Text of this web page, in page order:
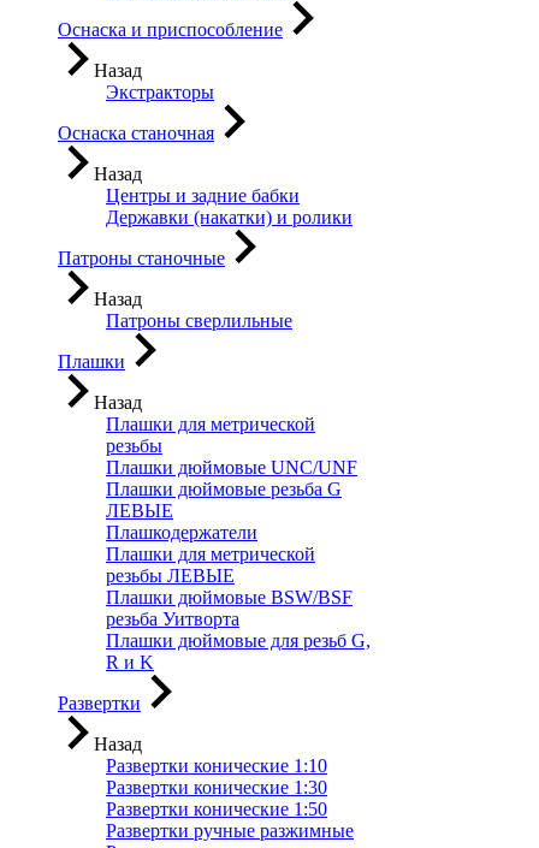
Оснаска и приспособление
Назад
Экстракторы
Оснаска станочная
Назад
Центры и задние бабки
Державки (накатки) и ролики
Патроны станочные
Назад
Патроны сверлильные
Плашки
Назад
Плашки для метрической
резьбы
Плашки дюймовые UNC/UNF
Плашки дюймовые резьба G
ЛЕВЫЕ
Плашкодержатели
Плашки для метрической
резьбы ЛЕВЫЕ
Плашки дюймовые BSW/BSF
резьба Уитворта
Плашки дюймовые для резьб G,
R и K
Развертки
Назад
Развертки конические 1:10
Развертки конические 1:30
Развертки конические 1:50
Развертки ручные разжимные